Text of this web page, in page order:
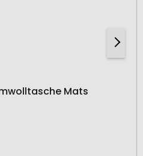
Mats